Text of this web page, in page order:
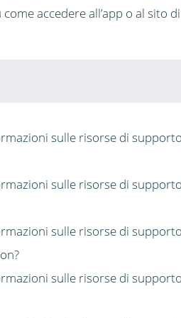
accedere all’app o al sito
sulle risorse di
sulle risorse di
sulle risorse di
sulle risorse di